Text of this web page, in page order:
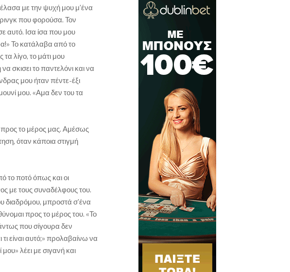
με την ψυχή μου μ’ένα
που φορούσα. Τον
αυτό. Ισα ίσα που μου
Το κατάλαβα από το
λίγο, το μάτι μου
σκισει το παντελόνι και να
μου ήταν πέντε-έξι
μου. «Αμα δεν του τα
προς το μέρος μας. Αμέσως
όταν κάποια στιγμή
το ποτό όπως και οι
με τους συναδέλφους του.
διαδρόμου, μπροστά σ’ένα
προς το μέρος του. «Το
που σίγουρα δεν
είναι αυτό;» προλαβαίνω να
λέει με σιγανή και